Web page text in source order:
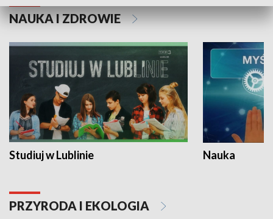
NAUKA I ZDROWIE
Studiuj w Lublinie Nauka
PRZYRODA I EKOLOGIA